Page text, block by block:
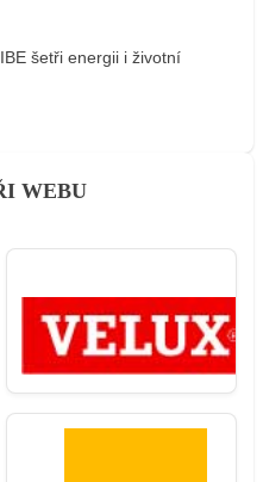
šetři energii i životní
WEBU